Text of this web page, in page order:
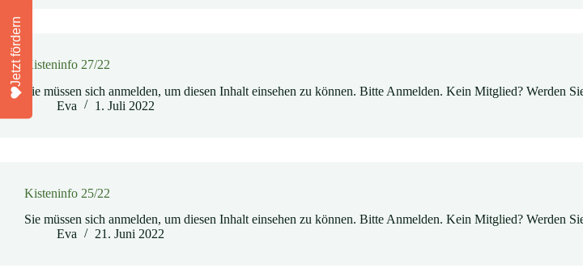
Kisteninfo 27/22
Sie müssen sich anmelden, um diesen Inhalt einsehen zu können. Bitte Anmelden. Kein Mitglied? Werden
Eva
1. Juli 2022
Kisteninfo 25/22
Sie müssen sich anmelden, um diesen Inhalt einsehen zu können. Bitte Anmelden. Kein Mitglied? Werden
Eva
21. Juni 2022
Jetzt fördern